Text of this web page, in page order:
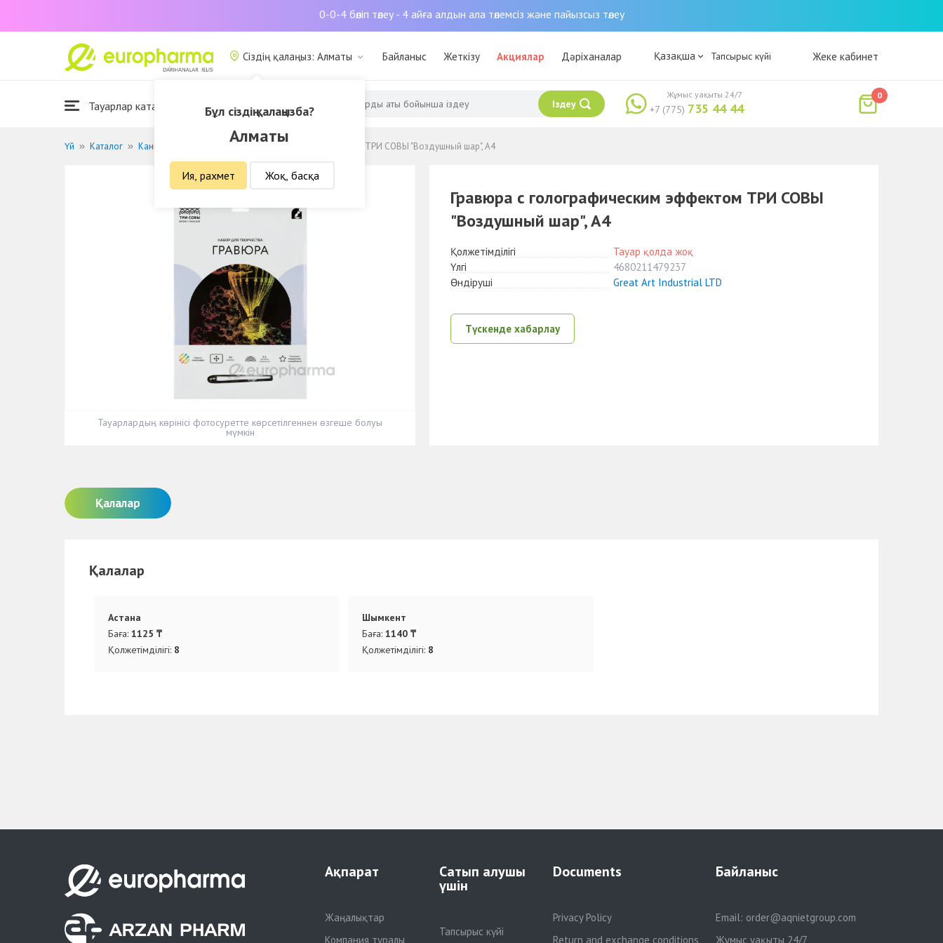
0-0-4 бөліп төлеу - 4 айға алдын ала төлемсіз және пайызсыз төлеу
Сіздің қалаңыз: Алматы
Бұл сіздің қалаңызба?
Алматы
Ия, рахмет Жоқ, басқа
Байланыс Жеткізу Акциялар Дәріханалар
Біз туралы
Қазақша Тапсырыс күйі Жеке кабинет
Тауарлар каталогы Іздеу +7 (775) 735 44 44
Жұмыс уақыты 24/7 0
Үй Каталог Канцелярия Гравюра с голографическим эффектом ТРИ СОВЫ "Воздушный шар", А4
Тауарлардың көрінісі фотосуретте көрсетілгеннен өзгеше болуы
мүмкін
Гравюра с голографическим эффектом ТРИ СОВЫ
"Воздушный шар", А4
Қолжетімділігі
Тауар қолда жоқ
Үлгі
4680211479237
Өндіруші
Great Art Industrial LTD
Түскенде хабарлау
Қалалар
Қалалар
Астана
Баға: 1125 ₸
Қолжетімділігі: 8
Шымкент
Баға:1140 ₸
Қолжетімділігі: 8
Ақпарат
Жаңалықтар
Компания туралы
Сатып алушы
үшін
Тапсырыс күйі
Documents
Privacy Policy
Return and exchange conditions
Байланыс
Email: order@aqnietgroup.com
Жұмыс уақыты 24/7